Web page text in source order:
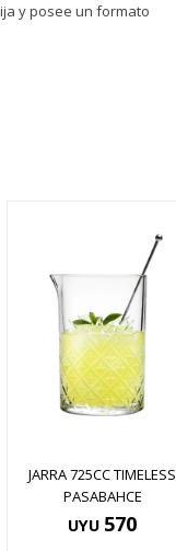
y posee un formato
JARRA 725CC TIMELESS
PASABAHCE
UYU 570